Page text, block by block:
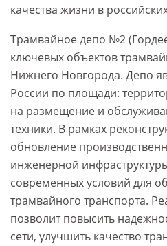
качества жизни в
Трамвайное депо №2
ключевых объектов
Нижнего Новгорода. Депо
России по площади:
на размещение и
техники. В рамках
обновление
инженерной
современных условий для
трамвайного транспорта.
позволит повысить
сети, улучшить качество